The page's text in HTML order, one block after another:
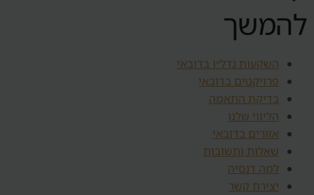
להמשך
השקעות נדל״ן בדובאי
פרויקטים בדובאי
בדיקת התאמה
הליווי שלנו
אזורים בדובאי
שאלות ותשובות
למה דנסיה
יצירת קשר